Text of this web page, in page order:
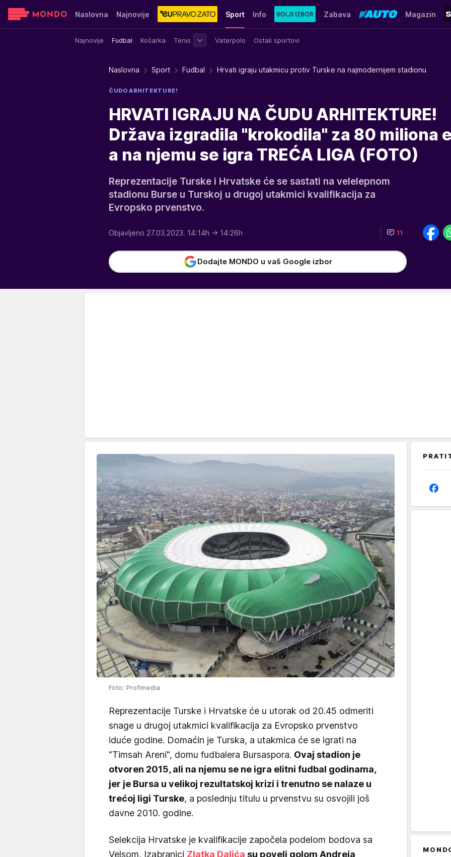
Naslovna Najnovije Sport
Najnovije Fudbal Košarka Tenis Vaterpolo Ostali sportovi
Info Zabava Magazin
Sensa Stvar ukusa Yumama
Naslovna Sport Fudbal Hrvati igraju utakmicu protiv Turske na najmodernijem stadionu
ČUDO ARHITEKTURE!
HRVATI IGRAJU NA ČUDU ARHITEKTURE!
Država izgradila "krokodila" za 80 miliona
a na njemu se igra TREĆA LIGA (FOTO)
Reprezentacije Turske i Hrvatske će se sastati na velelepnom
stadionu Burse u Turskoj u drugoj utakmici kvalifikacija za
Evropsko prvenstvo.
Objavljeno 27.03.2023. 14:14h → 14:26h 11
Dodajte MONDO u vaš Google izbor
Foto: Profimedia
Reprezentacije Turske i Hrvatske će u utorak od 20.45 odmeriti
snage u drugoj utakmici kvalifikacija za Evropsko prvenstvo
iduće godine. Domaćin je Turska, a utakmica će se igrati na
"Timsah Areni", domu fudbalera Bursaspora. Ovaj stadion je
otvoren 2015, ali na njemu se ne igra elitni fudbal godinama,
jer je Bursa u velikoj rezultatskoj krizi i trenutno se nalaze u
trećoj ligi Turske, a poslednju titulu u prvenstvu su osvojili još
davne 2010. godine.
Selekcija Hrvatske je kvalifikacije započela podelom bodova sa
Velsom, Izabranici Zlatka Dalića su poveli golom Andreja